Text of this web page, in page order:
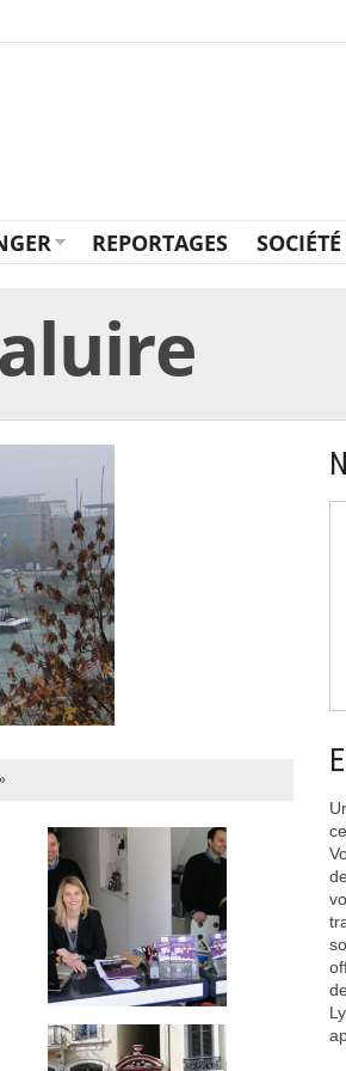
REPORTAGES SOCIÉTÉ